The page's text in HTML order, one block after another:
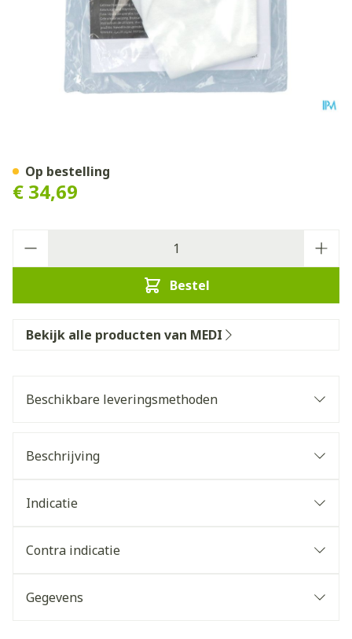
€ 34,69
Bestel
Op bestelling
Bekijk alle producten van MEDI
Beschikbare leveringsmethoden
Beschrijving
Indicatie
Contra indicatie
Gegevens